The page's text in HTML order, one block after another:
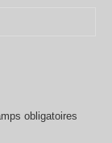
obligatoires